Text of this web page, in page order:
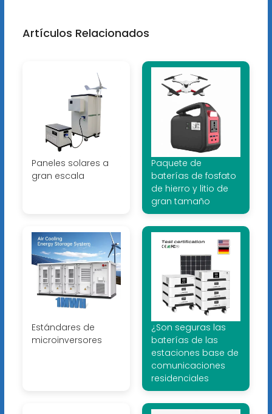
Artículos Relacionados
Paneles solares a
gran escala
Paquete de
baterías de fosfato
de hierro y litio de
gran tamaño
Estándares de
microinversores
¿Son seguras las
baterías de las
estaciones base de
comunicaciones
residenciales